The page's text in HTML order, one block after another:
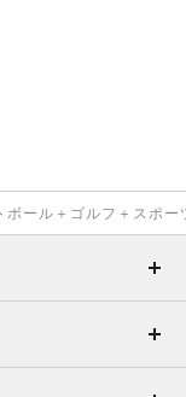
ボール＋ゴルフ＋スポー